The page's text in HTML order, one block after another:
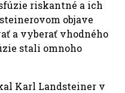
riskantné a ich
objave
a vyberať vhodného
stali omnoho
Karl Landsteiner v